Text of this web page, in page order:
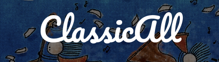
ClassicAll